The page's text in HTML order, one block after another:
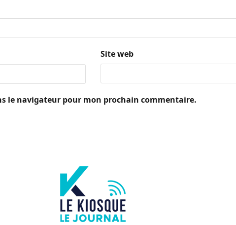
Site web
le navigateur pour mon prochain commentaire.